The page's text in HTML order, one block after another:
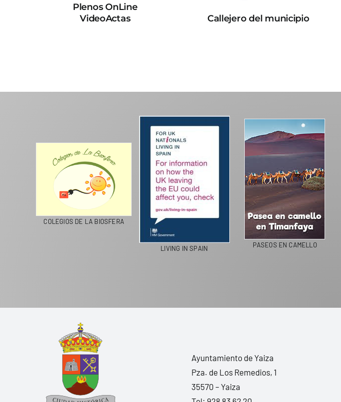
Plenos OnLine
VideoActas
Callejero del municipio
COLEGIOS DE LA BIOSFERA
LIVING IN SPAIN PASEOS EN CAMELLO
Ayuntamiento de Yaiza
Pza. de Los Remedios, 1
35570 – Yaiza